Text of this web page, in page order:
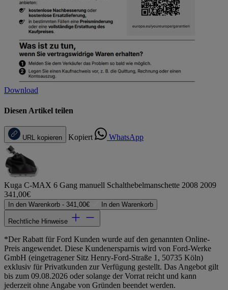
Download
Diesen Artikel teilen
URL kopieren Kopiert WhatsApp
Kuga C-MAX 6 Gang manuell Schalthebelmanschette 2008 2009
341,00€
In den Warenkorb - 341,00€ In den Warenkorb
Rechtliche Hinweise
*Der Rabatt für Ford Kunden wurde auf den genannten Online-
Preis angewendet. Diese Kundenersparnis wird von Ford-Werke
GmbH (eingetragener Sitz Henry-Ford-Straße 1, 50735 Köln)
exklusiv für Privatkunden zur Verfügung gestellt. Das Angebot gilt
bis zum 09.08.2026 oder solange der Vorrat reicht und kann
jederzeit ohne Angabe von Gründen beendet werden.